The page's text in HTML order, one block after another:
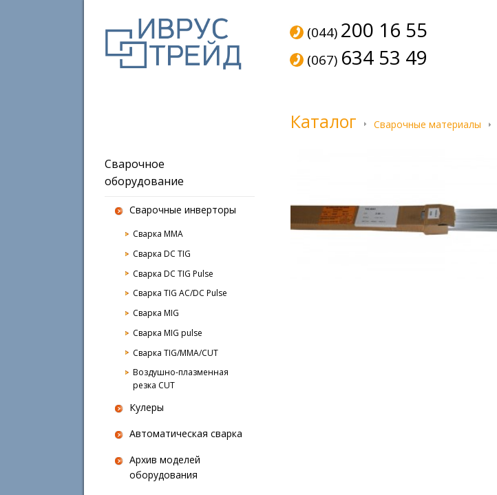
(044) 200 16 55
(067) 634 53 49
Каталог Сварочные материалы
Сварочное
оборудование
Сварочные инверторы
Сварка MMA
Сварка DC TIG
Сварка DC TIG Pulse
Сварка TIG AC/DC Pulse
Сварка MIG
Сварка MIG pulse
Сварка TIG/MMA/CUT
Воздушно-плазменная
резка CUT
Кулеры
Автоматическая сварка
Архив моделей
оборудования